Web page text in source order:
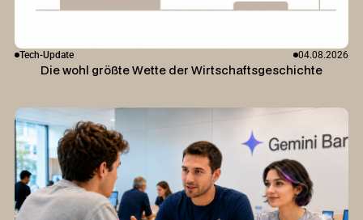
Tech-Update 04.08.2026
Die wohl größte Wette der Wirtschaftsgeschichte